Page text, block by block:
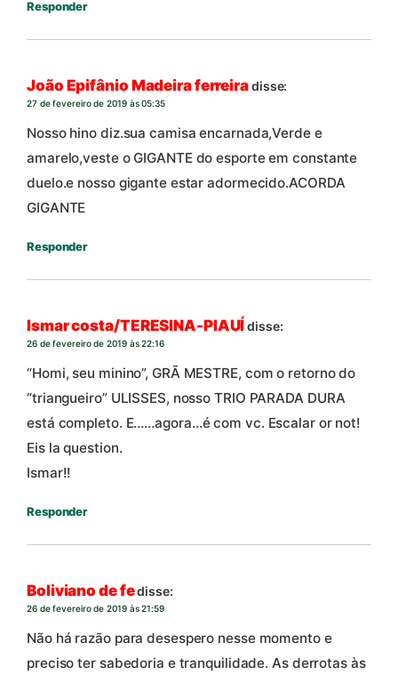
Responder
João Epifânio Madeira ferreiradisse:
27 de fevereiro de 2019 às 05:35
Nosso hino diz.sua camisa encarnada,Verde e
amarelo,veste o GIGANTE do esporte em constante
duelo.e nosso gigante estar adormecido.ACORDA
GIGANTE
Responder
Ismar costa/TERESINA-PIAUÍdisse:
26 de fevereiro de 2019 às 22:16
“Homi, seu minino”, GRÃ MESTRE, com o retorno do
“triangueiro” ULISSES, nosso TRIO PARADA DURA
está completo. E……agora…é com vc. Escalar or not!
Eis la question.
Ismar!!
Responder
Boliviano de fedisse:
26 de fevereiro de 2019 às 21:59
Não há razão para desespero nesse momento e
preciso ter sabedoria e tranquilidade. As derrotas às